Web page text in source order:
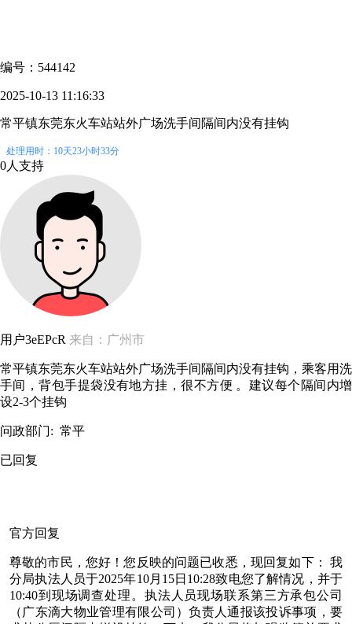
编号：544142
2025-10-13 11:16:33
常平镇东莞东火车站站外广场洗手间隔间内没有挂钩
处理用时：10天23小时33分
0人支持
用户3eEPcR 来自：广州市
常平镇东莞东火车站站外广场洗手间隔间内没有挂钩，乘客用洗
手间，背包手提袋没有地方挂，很不方便 。建议每个隔间内增
设2-3个挂钩
问政部门: 常平
已回复
官方回复
尊敬的市民，您好！您反映的问题已收悉，现回复如下： 我
分局执法人员于2025年10月15日10:28致电您了解情况，并于
10:40到现场调查处理。执法人员现场联系第三方承包公司
（广东滴大物业管理有限公司）负责人通报该投诉事项，要